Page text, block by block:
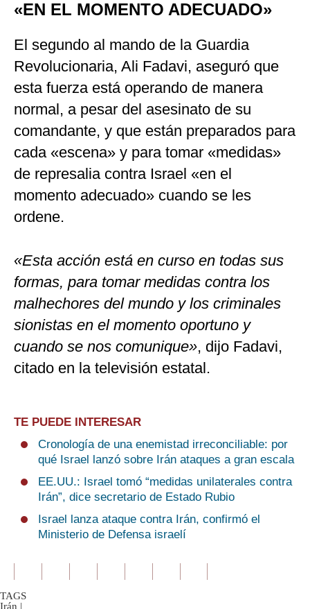
«EN EL MOMENTO ADECUADO»
El segundo al mando de la Guardia
Revolucionaria, Ali Fadavi, aseguró que
esta fuerza está operando de manera
normal, a pesar del asesinato de su
comandante, y que están preparados para
cada «escena» y para tomar «medidas»
de represalia contra Israel «en el
momento adecuado» cuando se les
ordene.
«Esta acción está en curso en todas sus
formas, para tomar medidas contra los
malhechores del mundo y los criminales
sionistas en el momento oportuno y
cuando se nos comunique», dijo Fadavi,
citado en la televisión estatal.
TE PUEDE INTERESAR
Cronología de una enemistad irreconciliable: por
qué Israel lanzó sobre Irán ataques a gran escala
EE.UU.: Israel tomó “medidas unilaterales contra
Irán”, dice secretario de Estado Rubio
Israel lanza ataque contra Irán, confirmó el
Ministerio de Defensa israelí
TAGS
Irán |